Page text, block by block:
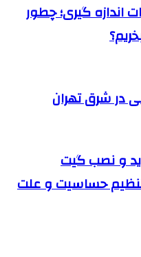
اندازه گیری؛ چطور
در شرق تهران
و نصب گیت
حساسیت و علت